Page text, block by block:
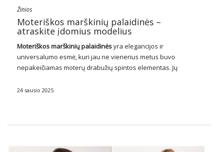
Žinios
Moteriškos marškinių palaidinės –
atraskite įdomius modelius
Moteriškos marškiniųpalaidinėsyra elegancijos ir
universalumo esmė, kuri jau ne vienerius metus buvo
nepakeičiamas moterų drabužių spintos elementas. Jų
daugeliui progų, nuo oficialių verslo susitikimų iki atsitiktinių
24 sausio 2025